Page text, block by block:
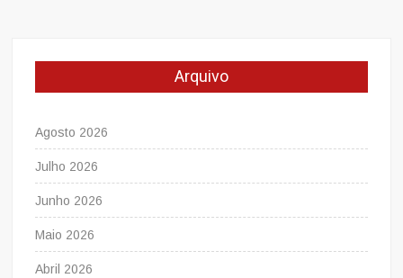
Arquivo
Agosto 2026
Julho 2026
Junho 2026
Maio 2026
Abril 2026